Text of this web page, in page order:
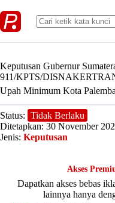
to
content
Keputusan Gubernur
911/KPTS/
Upah Minimum Kota
Status: Tidak Berlaku
Ditetapkan: 30 November
Jenis: Keputusan
Akses
Dapatkan akses bebas
lainnya hanya